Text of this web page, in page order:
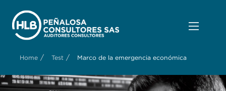
Home / Test / Marco de la emergencia económica